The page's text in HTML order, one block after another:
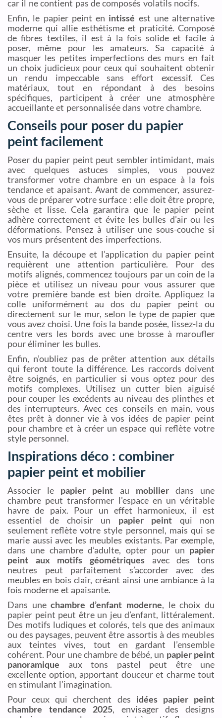
car il ne contient pas de composés volatils nocifs.
Enfin, le papier peint en intissé est une alternative
moderne qui allie esthétisme et praticité. Composé
de fibres textiles, il est à la fois solide et facile à
poser, même pour les amateurs. Sa capacité à
masquer les petites imperfections des murs en fait
un choix judicieux pour ceux qui souhaitent obtenir
un rendu impeccable sans effort excessif. Ces
matériaux, tout en répondant à des besoins
spécifiques, participent à créer une atmosphère
accueillante et personnalisée dans votre chambre.
Conseils pour poser du papier
peint facilement
Poser du papier peint peut sembler intimidant, mais
avec quelques astuces simples, vous pouvez
transformer votre chambre en un espace à la fois
tendance et apaisant. Avant de commencer, assurez-
vous de préparer votre surface : elle doit être propre,
sèche et lisse. Cela garantira que le papier peint
adhère correctement et évite les bulles d’air ou les
déformations. Pensez à utiliser une sous-couche si
vos murs présentent des imperfections.
Ensuite, la découpe et l’application du papier peint
requièrent une attention particulière. Pour des
motifs alignés, commencez toujours par un coin de la
pièce et utilisez un niveau pour vous assurer que
votre première bande est bien droite. Appliquez la
colle uniformément au dos du papier peint ou
directement sur le mur, selon le type de papier que
vous avez choisi. Une fois la bande posée, lissez-la du
centre vers les bords avec une brosse à maroufler
pour éliminer les bulles.
Enfin, n’oubliez pas de prêter attention aux détails
qui feront toute la différence. Les raccords doivent
être soignés, en particulier si vous optez pour des
motifs complexes. Utilisez un cutter bien aiguisé
pour couper les excédents au niveau des plinthes et
des interrupteurs. Avec ces conseils en main, vous
êtes prêt à donner vie à vos idées de papier peint
pour chambre et à créer un espace qui reflète votre
style personnel.
Inspirations déco : combiner
papier peint et mobilier
Associer le papier peint au mobilierdans une
chambre peut transformer l’espace en un véritable
havre de paix. Pour un effet harmonieux, il est
essentiel de choisir un papier peint qui non
seulement reflète votre style personnel, mais qui se
marie aussi avec les meubles existants. Par exemple,
dans une chambre d’adulte, opter pour un papier
peint aux motifs géométriques avec des tons
neutres peut parfaitement s’accorder avec des
meubles en bois clair, créant ainsi une ambiance à la
fois moderne et apaisante.
Dans unechambre d’enfant moderne, le choix du
papier peint peut être un jeu d’enfant, littéralement.
Des motifs ludiques et colorés, tels que des animaux
ou des paysages, peuvent être assortis à des meubles
aux teintes vives, tout en gardant l’ensemble
cohérent. Pour une chambre de bébé, un papier peint
panoramique aux tons pastel peut être une
excellente option, apportant douceur et charme tout
en stimulant l’imagination.
Pour ceux qui cherchent des idées papier peint
chambre tendance 2025, envisager des designs